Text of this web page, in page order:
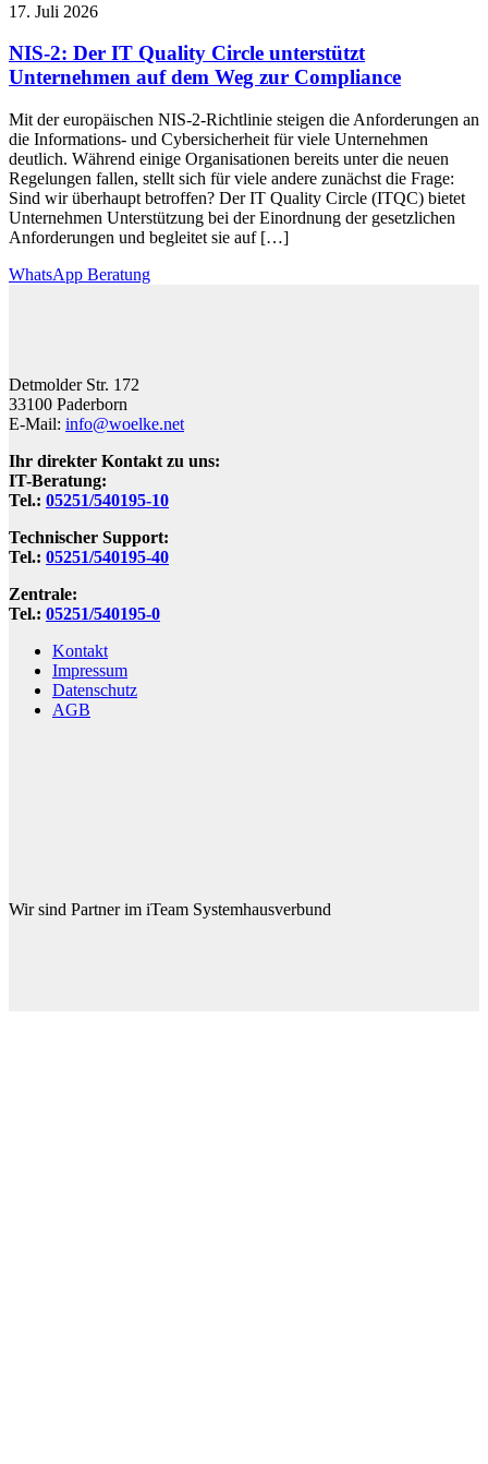
17. Juli 2026
NIS-2: Der IT Quality Circle unterstützt
Unternehmen auf dem Weg zur Compliance
Mit der europäischen NIS-2-Richtlinie steigen die Anforderungen an
die Informations- und Cybersicherheit für viele Unternehmen
deutlich. Während einige Organisationen bereits unter die neuen
Regelungen fallen, stellt sich für viele andere zunächst die Frage:
Sind wir überhaupt betroffen? Der IT Quality Circle (ITQC) bietet
Unternehmen Unterstützung bei der Einordnung der gesetzlichen
Anforderungen und begleitet sie auf […]
WhatsApp Beratung
Detmolder Str. 172
33100 Paderborn
E-Mail: info@woelke.net
Ihr direkter Kontakt zu uns:
IT-Beratung:
Tel.: 05251/540195-10
Technischer Support:
Tel.: 05251/540195-40
Zentrale:
Tel.: 05251/540195-0
Kontakt
Impressum
Datenschutz
AGB
Wir sind Partner im iTeam Systemhausverbund